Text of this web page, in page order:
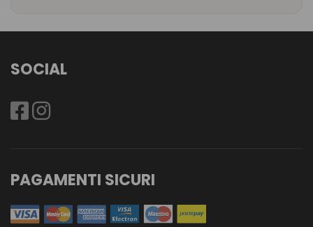
SOCIAL
PAGAMENTI SICURI